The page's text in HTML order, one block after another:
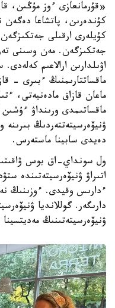
«قۇرمانعازى ءوز مۇڭىن،
كۇندەرىن، پاتشاعا دەگەن
كۇيلەرى ارقىلى جەتكىزگەن
جەتكىزگەن. مەن وسىنى
اۋىلدارىن ارالاعىم
ماقساتتارىمنىڭ ءبىرى -
ماعان قازاق مادەنيەتى،
ماقساتىمدى ورىنداۋ ءۇشىن
ۋنيۆەرسيتەتتەردىڭ
دەيدى سابينا ماستەرس.
ول سونداي-اق بوس
اتىراۋ ۋنيۆەرسيتەتىندە
ءدارىس وقيدى. ءوزىنىڭ
دارىگەر. گوللانديا
ۋنيۆەرسيتەتىنىڭ